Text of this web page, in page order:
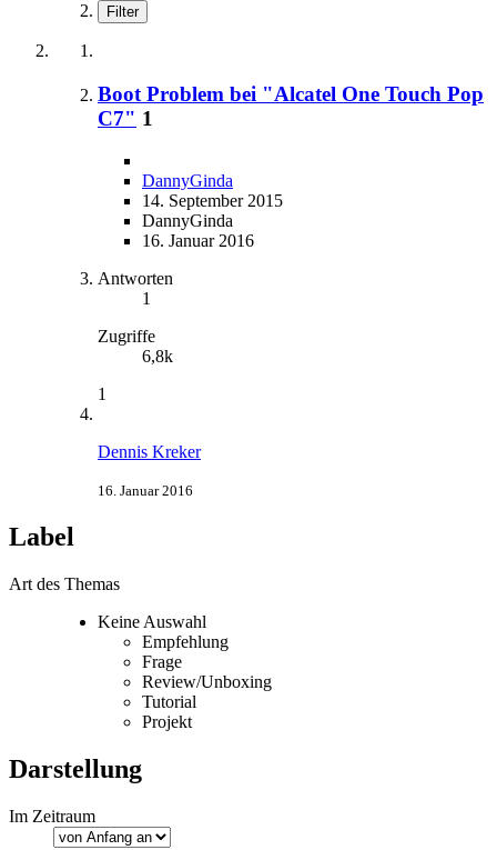
Filter
Boot Problem bei "Alcatel One Touch Pop
C7" 1
DannyGinda
14. September 2015
DannyGinda
16. Januar 2016
Antworten
1
Zugriffe
6,8k
1
Dennis Kreker
16. Januar 2016
Label
Art des Themas
Keine Auswahl
Empfehlung
Frage
Review/Unboxing
Tutorial
Projekt
Darstellung
Im Zeitraum